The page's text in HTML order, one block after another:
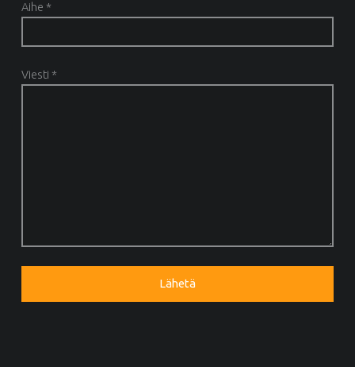
Aihe *
Viesti *